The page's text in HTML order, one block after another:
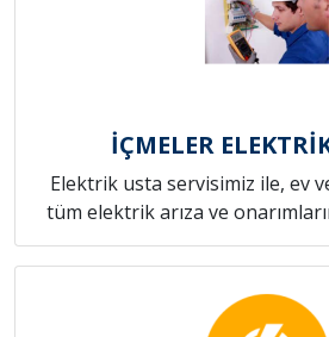
İÇMELER
Elektrik usta servisimiz ile, ev
tüm elektrik arıza ve